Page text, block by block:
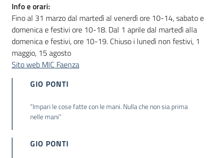
Info e orari:
Fino al 31 marzo dal martedì al venerdì ore 10-14, sabato e
domenica e festivi ore 10-18. Dal 1 aprile dal martedì alla
domenica e festivi, ore 10-19. Chiuso i lunedì non festivi, 1
maggio, 15 agosto
Sito web MIC Faenza
GIO PONTI
“Impari le cose fatte con le mani. Nulla che non sia prima
nelle mani”
GIO PONTI